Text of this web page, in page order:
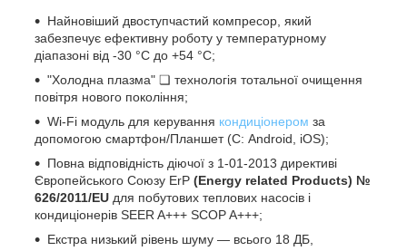
Найновіший двоступчастий компресор, який
забезпечує ефективну роботу у температурному
діапазоні від -30 °С до +54 °C;
"Холодна плазма" ❏ технологія тотальної очищення
повітря нового покоління;
Wi-Fi модуль для керування кондиціонером за
допомогою смартфон/Планшет (С: Android, iOS);
Повна відповідність діючої з 1-01-2013 директиві
Європейського Союзу ErP (Energy related Products) №
626/2011/EU для побутових теплових насосів і
кондиціонерів SEER A+++ SCOP A+++;
Екстра низький рівень шуму — всього 18 ДБ,